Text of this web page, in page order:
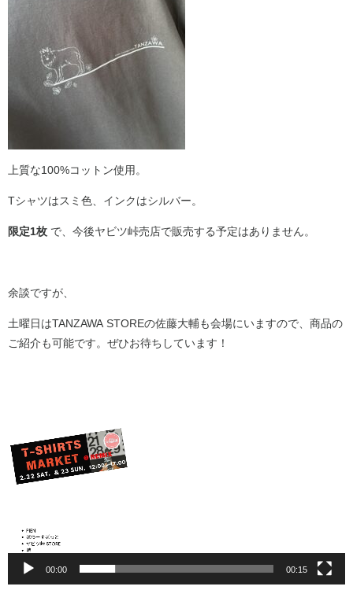
上質な100%コットン使用。
Tシャツはスミ色、インクはシルバー。
限定1枚 で、今後ヤビツ峠売店で販売する予定はありません。
余談ですが、
土曜日はTANZAWA STOREの佐藤大輔も会場にいますので、商品の
ご紹介も可能です。ぜひお待ちしています！
プ
レ
ー
00:00 00:15